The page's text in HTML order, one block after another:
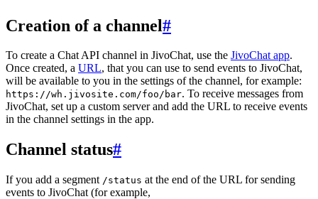
Creation of a channel#
To create a Chat API channel in JivoChat, use the JivoChat app.
Once created, a URL, that you can use to send events to JivoChat,
will be available to you in the settings of the channel, for example:
https://wh.jivosite.com/foo/bar. To receive messages from
JivoChat, set up a custom server and add the URL to receive events
in the channel settings in the app.
Channel status#
If you add a segment /status at the end of the URL for sending
events to JivoChat (for example,